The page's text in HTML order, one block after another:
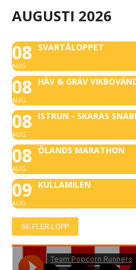
AUGUSTI 2026
08
AUG
SVARTÅLOPPET
08
AUG
HÄV & GRÄV
08
AUG
ISTRUN - SKARAS
08
AUG
ÖLANDS MARATHON
09
AUG
KULLAMILEN
SE FLER LOPP